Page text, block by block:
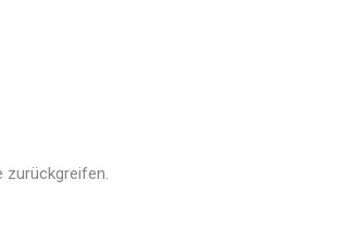
zurückgreifen.